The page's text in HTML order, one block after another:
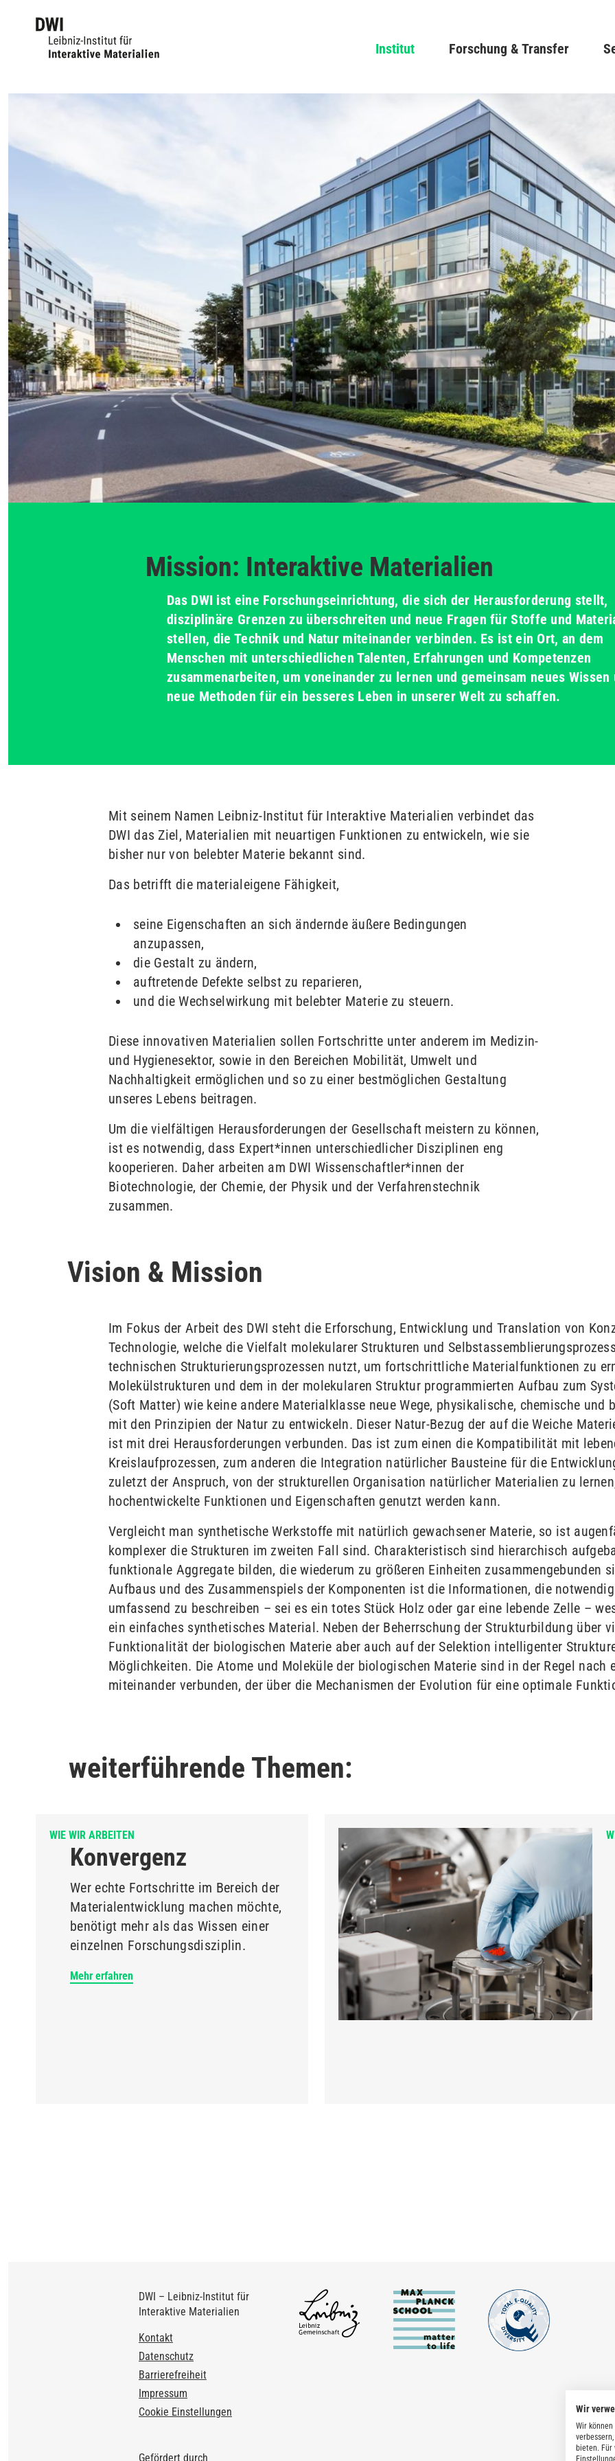
Inhalt
Main navigation
Institut Forschung & Transfer
Mission: Interaktive Materialien
Das DWI ist eine Forschungseinrichtung, die sich der Herausforderung stellt,
disziplinäre Grenzen zu überschreiten und neue Fragen für Stoffe und
stellen, die Technik und Natur miteinander verbinden. Es ist ein Ort, an dem
Menschen mit unterschiedlichen Talenten, Erfahrungen und Kompetenzen
zusammenarbeiten, um voneinander zu lernen und gemeinsam neues Wissen
neue Methoden für ein besseres Leben in unserer Welt zu schaffen.
Mit seinem Namen Leibniz-Institut für Interaktive Materialien verbindet das
DWI das Ziel, Materialien mit neuartigen Funktionen zu entwickeln, wie sie
bisher nur von belebter Materie bekannt sind.
Das betrifft die materialeigene Fähigkeit,
seine Eigenschaften an sich ändernde äußere Bedingungen
anzupassen,
die Gestalt zu ändern,
auftretende Defekte selbst zu reparieren,
und die Wechselwirkung mit belebter Materie zu steuern.
Diese innovativen Materialien sollen Fortschritte unter anderem im Medizin-
und Hygienesektor, sowie in den Bereichen Mobilität, Umwelt und
Nachhaltigkeit ermöglichen und so zu einer bestmöglichen Gestaltung
unseres Lebens beitragen.
Um die vielfältigen Herausforderungen der Gesellschaft meistern zu können,
ist es notwendig, dass Expert*innen unterschiedlicher Disziplinen eng
kooperieren. Daher arbeiten am DWI Wissenschaftler*innen der
Biotechnologie, der Chemie, der Physik und der Verfahrenstechnik
zusammen.
Vision & Mission
Im Fokus der Arbeit des DWI steht die Erforschung, Entwicklung und Translation von
Technologie, welche die Vielfalt molekularer Strukturen und
technischen Strukturierungsprozessen nutzt, um fortschrittliche Materialfunktionen zu
Molekülstrukturen und dem in der molekularen Struktur programmierten Aufbau zum
(Soft Matter) wie keine andere Materialklasse neue Wege, physikalische, chemische
mit den Prinzipien der Natur zu entwickeln. Dieser Natur-Bezug der auf die Weiche
ist mit drei Herausforderungen verbunden. Das ist zum einen die Kompatibilität mit
Kreislaufprozessen, zum anderen die Integration natürlicher Bausteine für die
zuletzt der Anspruch, von der strukturellen Organisation natürlicher Materialien zu
hochentwickelte Funktionen und Eigenschaften genutzt werden kann.
Vergleicht man synthetische Werkstoffe mit natürlich gewachsener Materie, so ist
komplexer die Strukturen im zweiten Fall sind. Charakteristisch sind hierarchisch
funktionale Aggregate bilden, die wiederum zu größeren Einheiten zusammengebunden
Aufbaus und des Zusammenspiels der Komponenten ist die Informationen, die
umfassend zu beschreiben – sei es ein totes Stück Holz oder gar eine lebende Zelle –
ein einfaches synthetisches Material. Neben der Beherrschung der Strukturbildung über
Funktionalität der biologischen Materie aber auch auf der Selektion intelligenter
Möglichkeiten. Die Atome und Moleküle der biologischen Materie sind in der Regel nach
miteinander verbunden, der über die Mechanismen der Evolution für eine optimale
weiterführende Themen:
WIE WIR ARBEITEN
Konvergenz
Wer echte Fortschritte im Bereich der
Materialentwicklung machen möchte,
benötigt mehr als das Wissen einer
einzelnen Forschungsdisziplin.
Mehr erfahren
DWI – Leibniz-Institut für
Interaktive Materialien
Footer
Kontakt
Datenschutz
Barrierefreiheit
Impressum
Cookie Einstellungen
Gefördert durch
Wir
Wir
bieten. Für